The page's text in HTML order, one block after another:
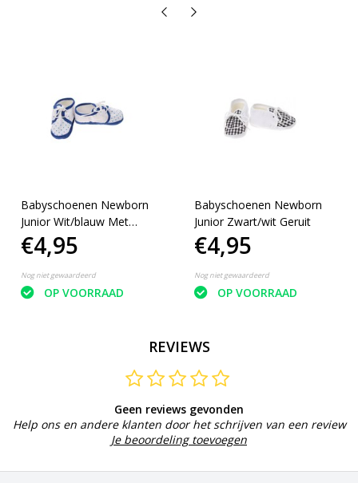
Babyschoenen Newborn
Junior Wit/blauw Met
Stippen
€4,95
Nog niet gewaardeerd
OP VOORRAAD
Babyschoenen Newborn
Junior Zwart/wit Geruit
€4,95
Nog niet gewaardeerd
OP VOORRAAD
REVIEWS
Geen reviews gevonden
Help ons en andere klanten door het schrijven van een review
Je beoordeling toevoegen